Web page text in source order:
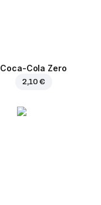
Coca-Cola Zero
2,10 €